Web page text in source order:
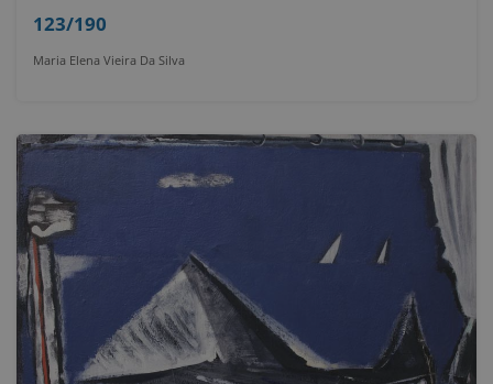
123/190
Maria Elena Vieira Da Silva